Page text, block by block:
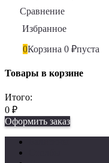
Сравнение
Избранное
0Корзина 0 ₽пуста
Товары в корзине
Итого:
0 ₽
Оформить заказ